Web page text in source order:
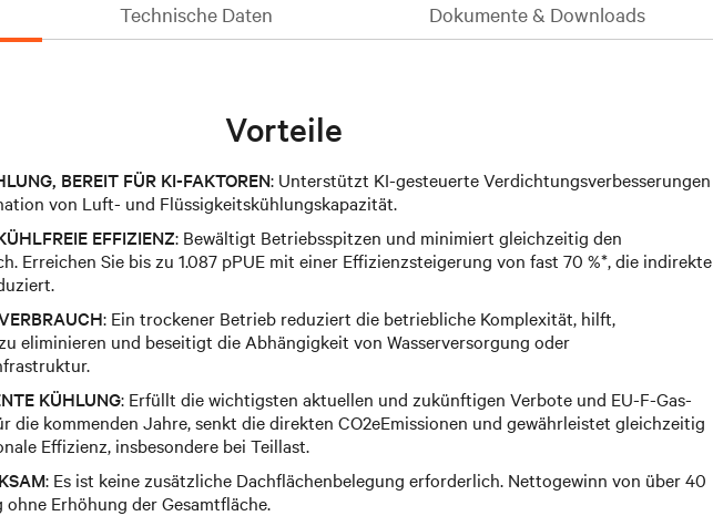
Technische Daten Dokumente & Downloads
Vorteile
BEREIT FÜR KI-FAKTOREN: Unterstützt KI-gesteuerte Verdichtungsverbesserungen
von Luft- und Flüssigkeitskühlungskapazität.
EFFIZIENZ: Bewältigt Betriebsspitzen und minimiert gleichzeitig den
Erreichen Sie bis zu 1.087 pPUE mit einer Effizienzsteigerung von fast 70 %*, die indirekte
: Ein trockener Betrieb reduziert die betriebliche Komplexität, hilft,
eliminieren und beseitigt die Abhängigkeit von Wasserversorgung oder
KÜHLUNG: Erfüllt die wichtigsten aktuellen und zukünftigen Verbote und EU-F-Gas-
die kommenden Jahre, senkt die direkten CO2eEmissionen und gewährleistet gleichzeitig
Effizienz, insbesondere bei Teillast.
: Es ist keine zusätzliche Dachflächenbelegung erforderlich. Nettogewinn von über 40
ohne Erhöhung der Gesamtfläche.